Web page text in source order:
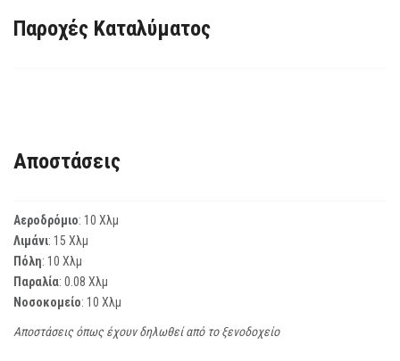
Παροχές Καταλύματος
Αποστάσεις
Αεροδρόμιο: 10 Χλμ
Λιμάνι: 15 Χλμ
Πόλη: 10 Χλμ
Παραλία: 0.08 Χλμ
Νοσοκομείο: 10 Χλμ
Αποστάσεις όπως έχουν δηλωθεί από το ξενοδοχείο